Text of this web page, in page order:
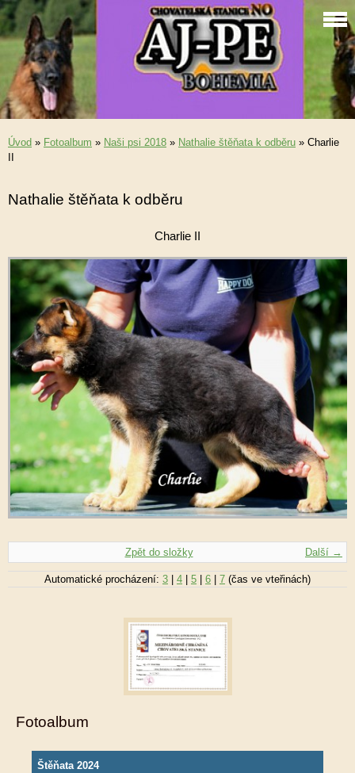
Úvod » Fotoalbum » Naši psi 2018 » Nathalie štěňata k odběru » Charlie
Nathalie štěňata k odběru
Charlie II
Další →
Zpět do složky
Automatické procházení: 3 4 5 6 7 (čas ve vteřinách)
Fotoalbum
Štěňata 2024